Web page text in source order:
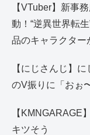
【VTuber】新事
動！“逆異世界転
品のキャラクター
【にじさんじ】
のV振りに「おぉ
【KMNGARAGE
キツそう